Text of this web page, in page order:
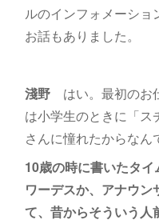
ルのインフォメーショ
お話もありました。
淺野はい。最初のお
は小学生のときに「ス
さんに憧れたからなん
10歳の時に書いたタ
ワーデスか、アナウ
て、昔からそういう人